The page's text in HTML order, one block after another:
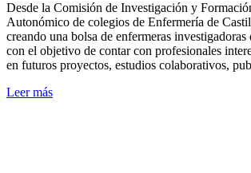
Desde la Comisión de Investigación y
Autonómico de colegios de Enfermería de
creando una bolsa de enfermeras
con el objetivo de contar con profesionales
en futuros proyectos, estudios colaborativos,
Leer más